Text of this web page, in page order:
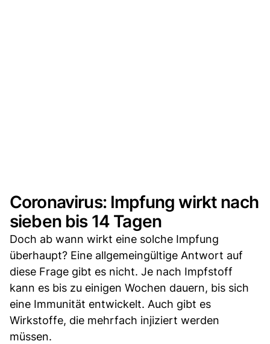
Coronavirus: Impfung wirkt nach
sieben bis 14 Tagen
Doch ab wann wirkt eine solche Impfung
überhaupt? Eine allgemeingültige Antwort auf
diese Frage gibt es nicht. Je nach Impfstoff
kann es bis zu einigen Wochen dauern, bis sich
eine Immunität entwickelt. Auch gibt es
Wirkstoffe, die mehrfach injiziert werden
müssen.